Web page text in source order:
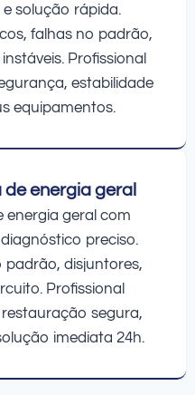
solução rápida.
falhas no padrão,
Profissional
estabilidade
equipamentos.
energia geral
energia geral com
preciso.
padrão, disjuntores,
Profissional
segura,
imediata 24h.